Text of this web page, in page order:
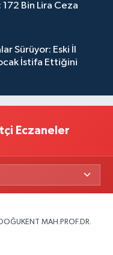
172 Bin Lira Ceza
Sürüyor: Eski İl
İstifa Ettiğini
Eczaneler
MAH.PROF.DR.